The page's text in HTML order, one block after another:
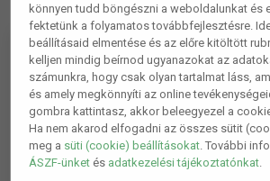
könnyen tudd böngészni a weboldalunkat és
fektetünk a folyamatos továbbfejlesztésre.
beállításaid elmentése és az előre kitöltött
kelljen mindig beírnod ugyanazokat az
számunkra, hogy csak olyan tartalmat láss,
és amely megkönnyíti az online
gombra kattintasz, akkor beleegyezel a
Ha nem akarod elfogadni az összes sütit
meg a süti (cookie) beállításokat. További
ÁSZF-ünket és adatkezelési tájékoztatónkat.